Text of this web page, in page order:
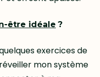
être idéale ?
exercices de
mon système